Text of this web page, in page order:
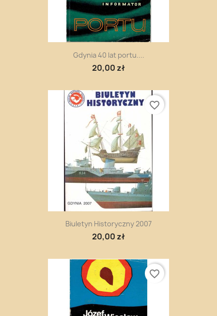
Gdynia 40 lat portu....
20,00 zł
Biuletyn Historyczny 2007
20,00 zł
favorite_border
favorite_border